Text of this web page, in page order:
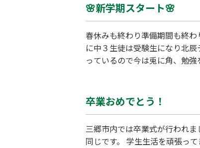
🌸新学期スタート🌸
春休みも終わり準備期間も終
に中３生徒は受験生になり北
っているので今は兎に角、勉
卒業おめでとう！
三郷市内では卒業式が行われ
同じです。 学生生活を頑張っ